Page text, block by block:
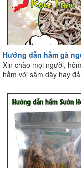
Hướng dẫn hầm gà
Xin chào mọi người,
hầm với sâm dây hay